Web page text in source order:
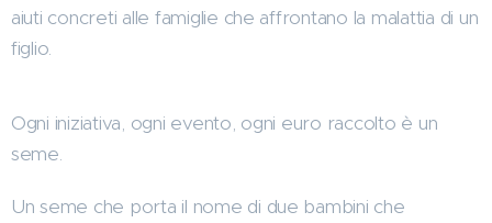
aiuti concreti alle famiglie che affrontano la malattia di un
figlio.
Ogni iniziativa, ogni evento, ogni euro raccolto è un
seme.
Un seme che porta il nome di due bambini che